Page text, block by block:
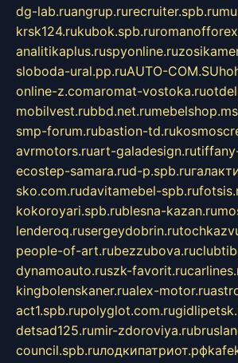
dg-lab.ruangrup.rurecruiter.spb.ru
krsk124.rukubok.spb.ru
analitikaplus.ruspyonline.ru
sloboda-ural.pp.ruAUTO-COM.SU
online-z.comaromat-vostoka.ru
mobilvest.rubbd.net.ru
smp-forum.rubastion-td.ru
avrmotors.ruart-galadesign.ru
ecostep-samara.rud-p.spb.ru
sko.com.rudavitamebel-spb.ru
kokoroyari.spb.rublesna-kazan.ru
lenderoq.rusergeydobrin.ru
people-of-art.rubezzubova.ru
dynamoauto.ruszk-favorit.ru
kingbolenskaner.rualex-motor.ru
act1.spb.rupolyglot.com.ru
detsad125.rumir-zdoroviya.ru
council.spb.ruлодкипатриот.рф